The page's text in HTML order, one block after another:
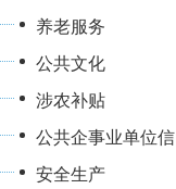
养老服务
公共文化
涉农补贴
公共企事业单位信息公开
安全生产